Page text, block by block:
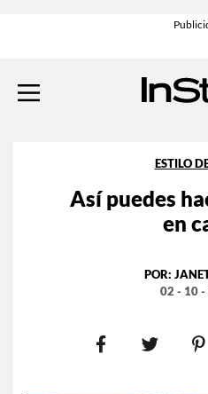
ESTILO
Así puedes
en
POR:
02 - 10